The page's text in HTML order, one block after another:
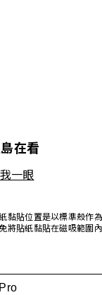
在看
一眼
黏貼位置是以標準殼作
將貼紙黏貼在磁吸範圍